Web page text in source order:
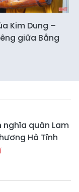
Kim Dung –
giữa Bằng
nghĩa quân Lam
Hà Tĩnh